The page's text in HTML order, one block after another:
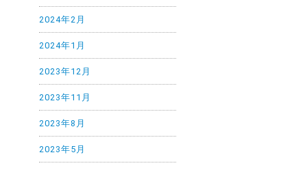
2024年2月
2024年1月
2023年12月
2023年11月
2023年8月
2023年5月